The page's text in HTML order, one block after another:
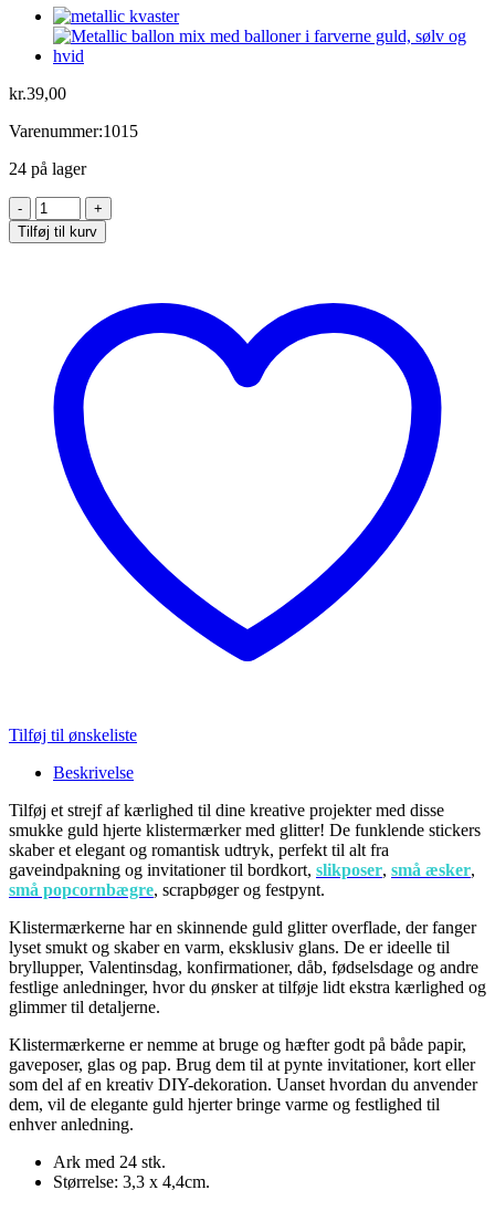
kr.39,00
Varenummer:1015
24 på lager
Guld
hjerte
klistermærker
antal
Tilføj til kurv
Tilføj til ønskeliste
Beskrivelse
Tilføj et strejf af kærlighed til dine kreative projekter med disse
smukke guld hjerte klistermærker med glitter! De funklende stickers
skaber et elegant og romantisk udtryk, perfekt til alt fra
gaveindpakning og invitationer til bordkort, slikposer, små æsker,
små popcornbægre, scrapbøger og festpynt.
Klistermærkerne har en skinnende guld glitter overflade, der fanger
lyset smukt og skaber en varm, eksklusiv glans. De er ideelle til
bryllupper, Valentinsdag, konfirmationer, dåb, fødselsdage og andre
festlige anledninger, hvor du ønsker at tilføje lidt ekstra kærlighed og
glimmer til detaljerne.
Klistermærkerne er nemme at bruge og hæfter godt på både papir,
gaveposer, glas og pap. Brug dem til at pynte invitationer, kort eller
som del af en kreativ DIY-dekoration. Uanset hvordan du anvender
dem, vil de elegante guld hjerter bringe varme og festlighed til
enhver anledning.
Ark med 24 stk.
Størrelse: 3,3 x 4,4cm.